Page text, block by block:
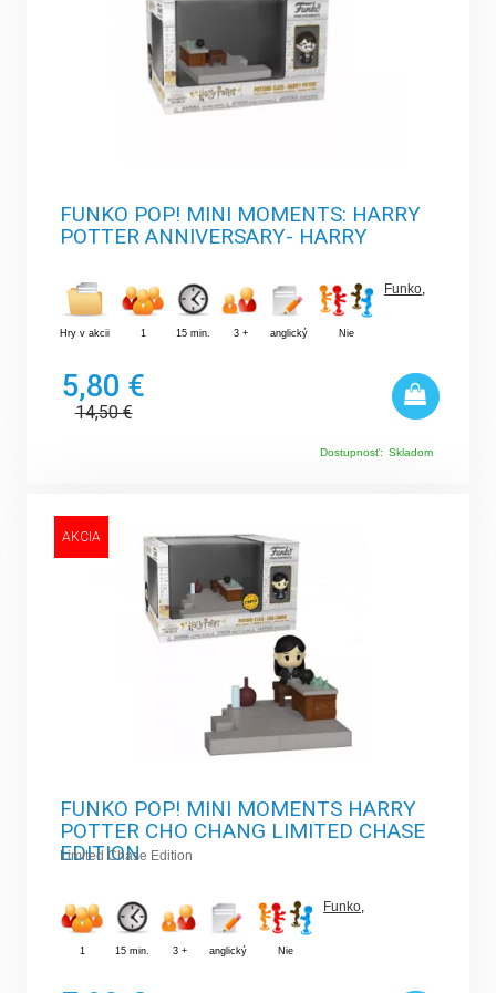
FUNKO POP! MINI MOMENTS: HARRY
POTTER ANNIVERSARY- HARRY
Hry v akcii 1 15 min. 3 + anglický Nie
Funko,
5,80 €
14,50€
Dostupnosť: Skladom
AKCIA
FUNKO POP! MINI MOMENTS HARRY
POTTER CHO CHANG LIMITED CHASE
EDITION
Limited Chase Edition
1 15 min. 3 + anglický Nie
Funko